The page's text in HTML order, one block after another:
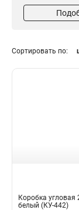
Сортировать по:
Коробка угловая
белый (КУ-442)